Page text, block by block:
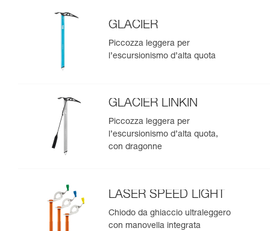
GLACIER
Piccozza leggera per
l’escursionismo d’alta quota
GLACIER LINKIN
Piccozza leggera per
l’escursionismo d’alta quota,
con dragonne
LASER SPEED LIGHT
Chiodo da ghiaccio ultraleggero
con manovella integrata